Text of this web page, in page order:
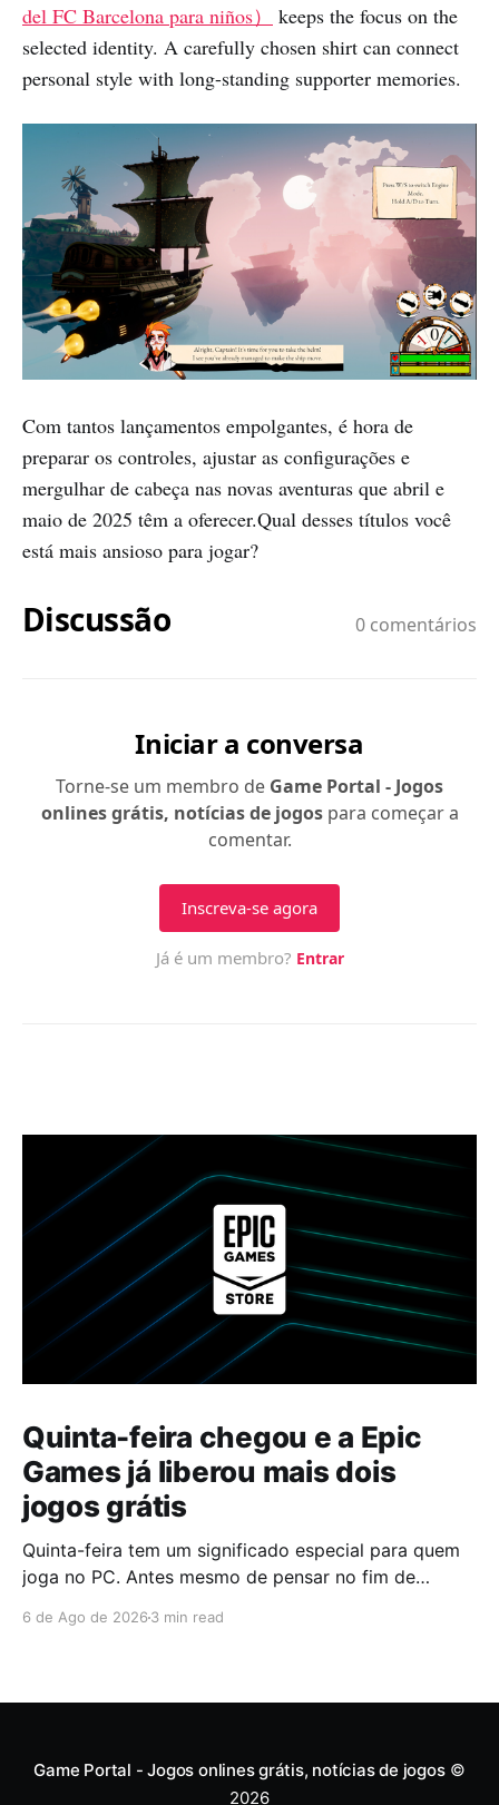
del FC Barcelona para niños）
keeps the focus on the
selected identity. A carefully chosen shirt can connect
personal style with long-standing supporter memories.
Com tantos lançamentos empolgantes, é hora de
preparar os controles, ajustar as configurações e
mergulhar de cabeça nas novas aventuras que abril e
maio de 2025 têm a oferecer.Qual desses títulos você
está mais ansioso para jogar?
Quinta-feira chegou e a Epic
Games já liberou mais dois
jogos grátis
Quinta-feira tem um significado especial para quem
joga no PC. Antes mesmo de pensar no fim de
descobrir quais serão os próximos jogos a entrar na
6 de Ago de 2026 3 min read
Game Portal - Jogos onlines grátis, notícias de jogos©
2026